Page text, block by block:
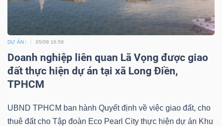
DỰ ÁN 05/08 16:56
Doanh nghiệp liên quan Lã Vọng được giao
đất thực hiện dự án tại xã Long Điền,
TPHCM
UBND TPHCM ban hành Quyết định về việc giao đất, cho
thuê đất cho Tập đoàn Eco Pearl City thực hiện dự án Khu